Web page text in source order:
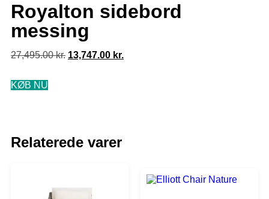
Royalton sidebord
messing
27,495.00kr. 13,747.00 kr.
KØB NU
Relaterede varer